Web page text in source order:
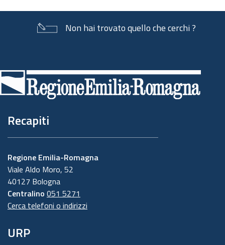
Non hai trovato quello che cerchi ?
di
pagina
Recapiti
Regione Emilia-Romagna
Viale Aldo Moro, 52
40127 Bologna
Centralino 051 5271
Cerca telefoni o indirizzi
URP